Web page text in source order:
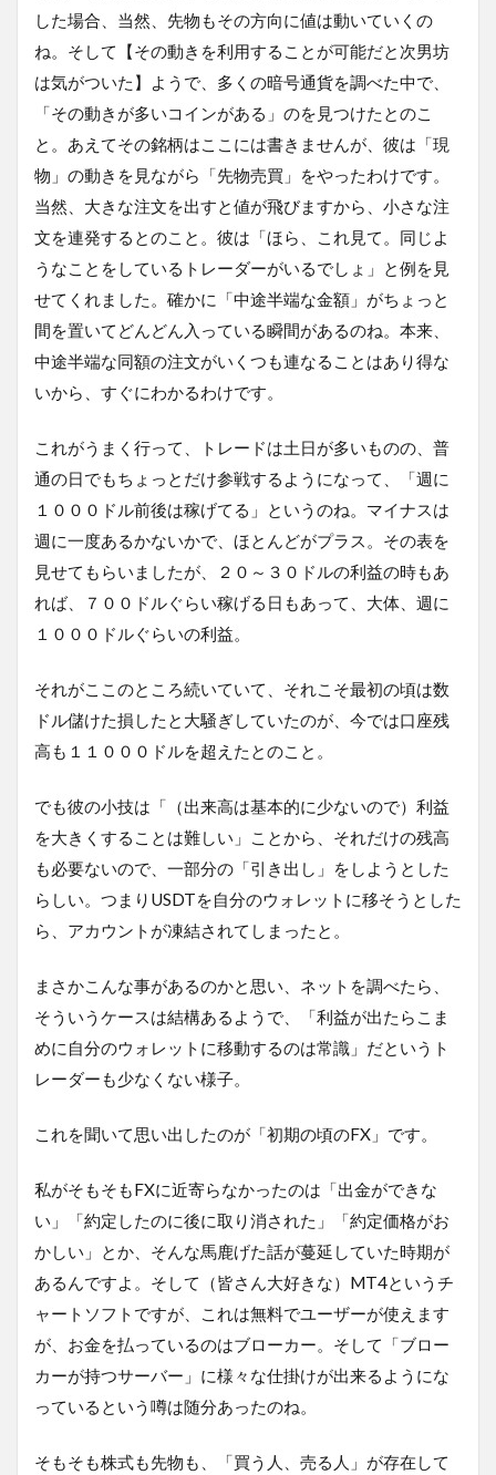
した場合、当然、先物もその方向に値は動いていくの
ね。そして【その動きを利用することが可能だと次男坊
は気がついた】ようで、多くの暗号通貨を調べた中で、
「その動きが多いコインがある」のを見つけたとのこ
と。あえてその銘柄はここには書きませんが、彼は「現
物」の動きを見ながら「先物売買」をやったわけです。
当然、大きな注文を出すと値が飛びますから、小さな注
文を連発するとのこと。彼は「ほら、これ見て。同じよ
うなことをしているトレーダーがいるでしょ」と例を見
せてくれました。確かに「中途半端な金額」がちょっと
間を置いてどんどん入っている瞬間があるのね。本来、
中途半端な同額の注文がいくつも連なることはあり得な
いから、すぐにわかるわけです。
これがうまく行って、トレードは土日が多いものの、普
通の日でもちょっとだけ参戦するようになって、「週に
１０００ドル前後は稼げてる」というのね。マイナスは
週に一度あるかないかで、ほとんどがプラス。その表を
見せてもらいましたが、２０～３０ドルの利益の時もあ
れば、７００ドルぐらい稼げる日もあって、大体、週に
１０００ドルぐらいの利益。
それがここのところ続いていて、それこそ最初の頃は数
ドル儲けた損したと大騒ぎしていたのが、今では口座残
高も１１０００ドルを超えたとのこと。
でも彼の小技は「（出来高は基本的に少ないので）利益
を大きくすることは難しい」ことから、それだけの残高
も必要ないので、一部分の「引き出し」をしようとした
らしい。つまりUSDTを自分のウォレットに移そうとした
ら、アカウントが凍結されてしまったと。
まさかこんな事があるのかと思い、ネットを調べたら、
そういうケースは結構あるようで、「利益が出たらこま
めに自分のウォレットに移動するのは常識」だというト
レーダーも少なくない様子。
これを聞いて思い出したのが「初期の頃のFX」です。
私がそもそもFXに近寄らなかったのは「出金ができな
い」「約定したのに後に取り消された」「約定価格がお
かしい」とか、そんな馬鹿げた話が蔓延していた時期が
あるんですよ。そして（皆さん大好きな）MT4というチ
ャートソフトですが、これは無料でユーザーが使えます
が、お金を払っているのはブローカー。そして「ブロー
カーが持つサーバー」に様々な仕掛けが出来るようにな
っているという噂は随分あったのね。
そもそも株式も先物も、「買う人、売る人」が存在して